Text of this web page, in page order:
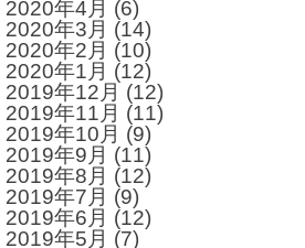
2020年4月 (6)
2020年3月 (14)
2020年2月 (10)
2020年1月 (12)
2019年12月 (12)
2019年11月 (11)
2019年10月 (9)
2019年9月 (11)
2019年8月 (12)
2019年7月 (9)
2019年6月 (12)
2019年5月 (7)